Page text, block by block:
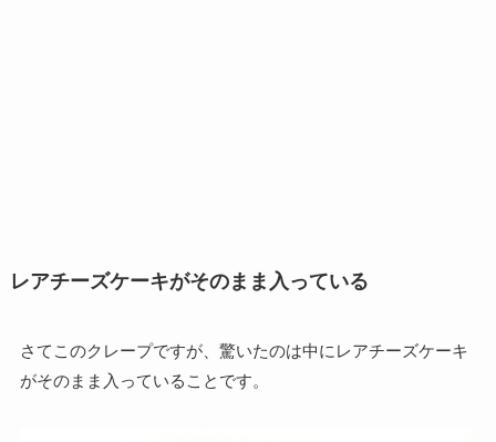
レアチーズケーキがそのまま入っている
さてこのクレープですが、驚いたのは中にレアチーズケーキ
がそのまま入っていることです。